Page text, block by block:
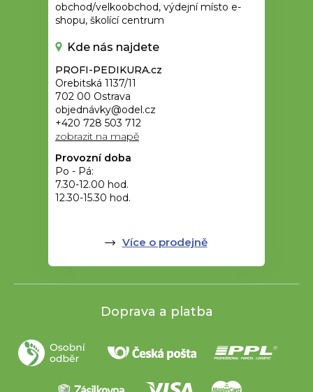
obchod/velkoobchod, výdejní místo e-
shopu, školící centrum
Kde nás najdete
PROFI-PEDIKURA.cz
Orebitská 1137/11
702 00 Ostrava
objednávky@odel.cz
+420 728 503 712
zobrazit na mapě
Provozní doba
Po - Pá:
7.30-12.00 hod.
12.30-15.30 hod.
Více o prodejně
Doprava a platba